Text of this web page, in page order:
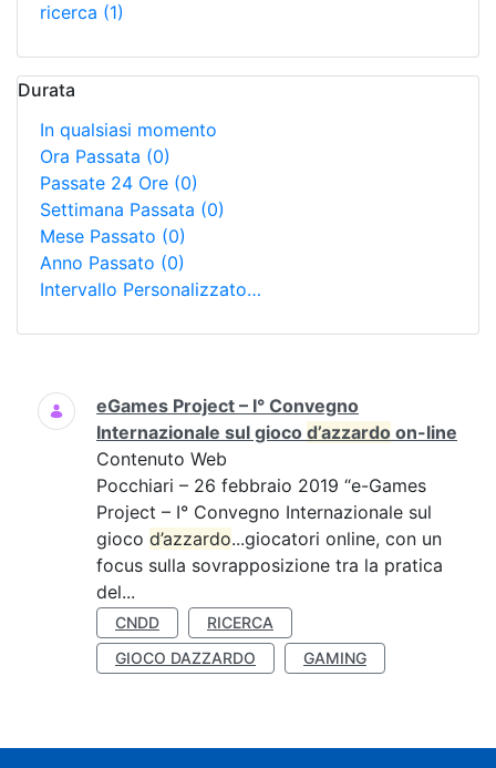
ricerca (1)
Durata
In qualsiasi momento
Ora Passata (0)
Passate 24 Ore (0)
Settimana Passata (0)
Mese Passato (0)
Anno Passato (0)
Intervallo Personalizzato…
Ricerca
eGames Project – I° Convegno
Internazionale sul gioco d’azzardo on-line
Contenuto Web
Pocchiari – 26 febbraio 2019 “e-Games
Project – I° Convegno Internazionale sul
gioco d’azzardo...giocatori online, con un
focus sulla sovrapposizione tra la pratica
del...
CNDD
RICERCA
GIOCO DAZZARDO
GAMING